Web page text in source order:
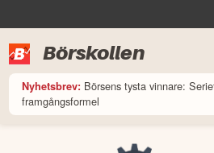
Börskollen
Nyhetsbrev: Börsens tysta vinnare:
framgångsformel